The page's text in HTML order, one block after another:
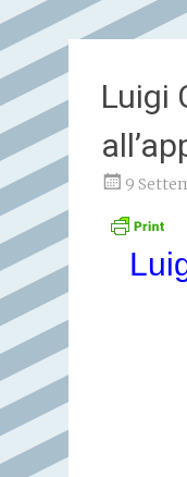
Luigi
9